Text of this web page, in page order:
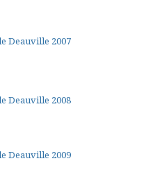
Deauville 2007
Deauville 2008
Deauville 2009